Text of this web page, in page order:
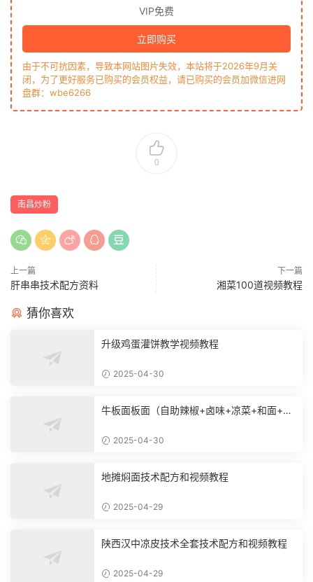
VIP免费
立即购买
由于不可抗因素，导致本网站图片失效，本站将于2026年9月关
闭，为了更好服务已购买的会员权益，请已购买的会员加微信进网
盘群：wbe6266
0
南昌炒粉
上一篇
肝串串技术配方资料
下一篇
湘菜100道视频教程
猜你喜欢
升级鸡蛋灌饼教学视频教程
2025-04-30
牛板面板面（自助辣椒+卤味+凉菜+和面+烙
2025-04-30
地摊焖面技术配方和视频教程
2025-04-29
陕西汉中凉皮技术全套技术配方和视频教程
2025-04-29